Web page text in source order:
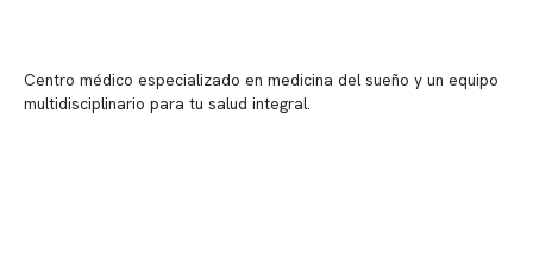
Centro médico especializado en medicina del sueño y un equipo
multidisciplinario para tu salud integral.